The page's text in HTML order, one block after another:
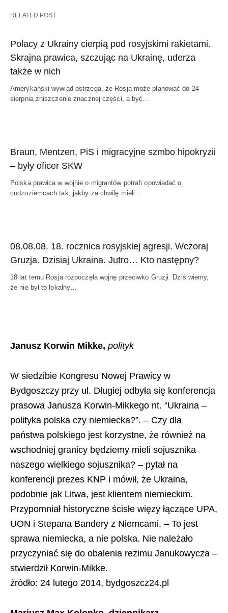
RELATED POST
Polacy z Ukrainy cierpią pod rosyjskimi rakietami.
Skrajna prawica, szczując na Ukrainę, uderza
także w nich
Amerykański wywiad ostrzega, że Rosja może planować do 24
sierpnia zniszczenie znacznej części, a być…
Braun, Mentzen, PiS i migracyjne szmbo hipokryzii
– były oficer SKW
Polska prawica w wojnie o migrantów potrafi opowiadać o
cudzoziemcach tak, jakby za chwilę mieli…
08.08.08. 18. rocznica rosyjskiej agresji. Wczoraj
Gruzja. Dzisiaj Ukraina. Jutro… Kto następny?
18 lat temu Rosja rozpoczęła wojnę przeciwko Gruzji. Dziś wiemy,
że nie był to lokalny…
Janusz Korwin Mikke, polityk
W siedzibie Kongresu Nowej Prawicy w
Bydgoszczy przy ul. Długiej odbyła się konferencja
prasowa Janusza Korwin-Mikkego nt. “Ukraina –
polityka polska czy niemiecka?”. – Czy dla
państwa polskiego jest korzystne, że również na
wschodniej granicy będziemy mieli sojusznika
naszego wielkiego sojusznika? – pytał na
konferencji prezes KNP i mówił, że Ukraina,
podobnie jak Litwa, jest klientem niemieckim.
Przypomniał historyczne ścisłe więzy łączące UPA,
UON i Stepana Bandery z Niemcami. – To jest
sprawa niemiecka, a nie polska. Nie należało
przyczyniać się do obalenia reżimu Janukowycza –
stwierdził Korwin-Mikke.
źródło: 24 lutego 2014, bydgoszcz24.pl